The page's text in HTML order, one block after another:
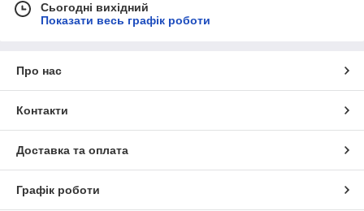
Сьогодні вихідний
Показати весь графік роботи
Про нас
Контакти
Доставка та оплата
Графік роботи